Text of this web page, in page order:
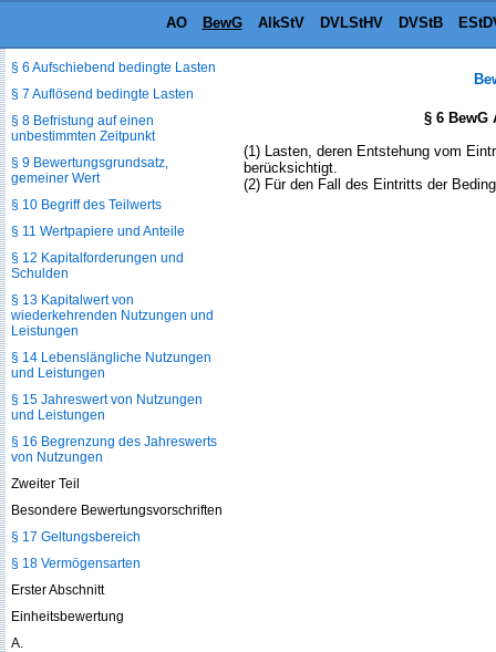
AO BewG AlkStV DVLStHV DVStB
§ 6 BewG
(1) Lasten, deren Entstehung vom
berücksichtigt.
(2) Für den Fall des Eintritts der
§ 4 Aufschiebend bedingter Erwerb
§ 6 Aufschiebend bedingte Lasten
§ 7 Auflösend bedingte Lasten
§ 8 Befristung auf einen
unbestimmten Zeitpunkt
§ 9 Bewertungsgrundsatz,
gemeiner Wert
§ 10 Begriff des Teilwerts
§ 11 Wertpapiere und Anteile
§ 12 Kapitalforderungen und
Schulden
§ 13 Kapitalwert von
wiederkehrenden Nutzungen und
Leistungen
§ 14 Lebenslängliche Nutzungen
und Leistungen
§ 15 Jahreswert von Nutzungen
und Leistungen
§ 16 Begrenzung des Jahreswerts
von Nutzungen
Zweiter Teil
Besondere Bewertungsvorschriften
§ 17 Geltungsbereich
§ 18 Vermögensarten
Erster Abschnitt
Einheitsbewertung
A.